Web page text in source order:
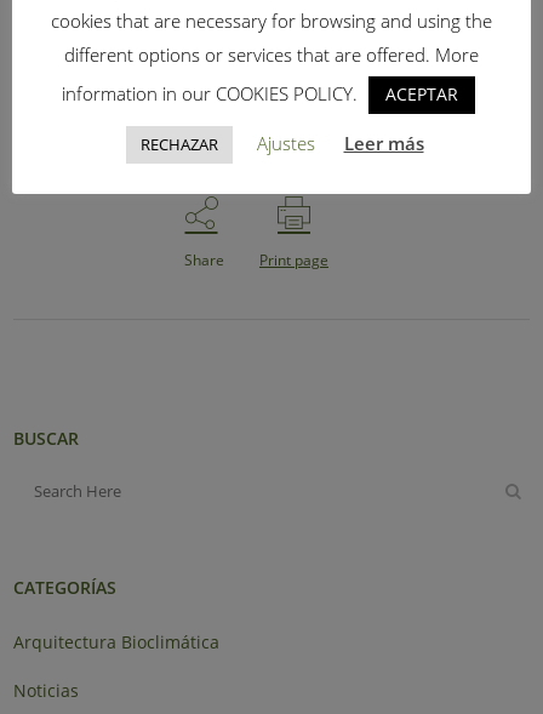
termografía
Share Print page
BUSCAR
CATEGORÍAS
Arquitectura Bioclimática
Noticias
cookies that are necessary for browsing and using the
different options or services that are offered. More
information in our COOKIES POLICY.
ACEPTAR
RECHAZAR Ajustes Leer más